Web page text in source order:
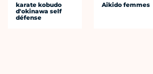
karate kobudo
d'okinawa self
défense
Aikido femmes